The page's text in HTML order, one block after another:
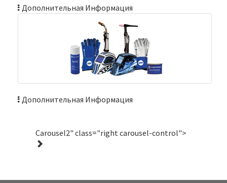
Дополнительная Информация
Дополнительная Информация
Carousel2" class="right carousel-control">